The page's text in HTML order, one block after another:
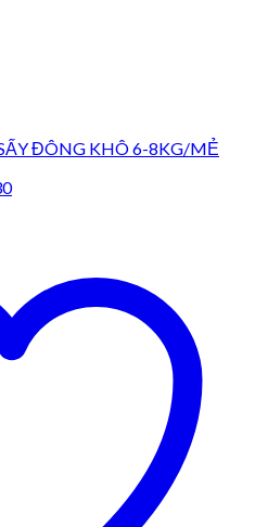
ĐÔNG KHÔ 6-8KG/MẺ